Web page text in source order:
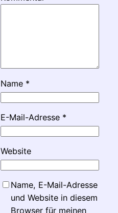
Name *
E-Mail-Adresse *
Website
Name, E-Mail-Adresse
und Website in diesem
Browser für meinen